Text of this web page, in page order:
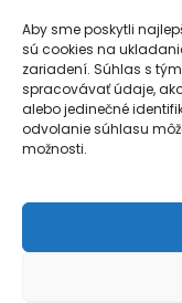
Aby sme poskytli
sú cookies na
zariadení. Súhlas s
spracovávať údaje,
alebo jedinečné
odvolanie súhlasu
možnosti.
©